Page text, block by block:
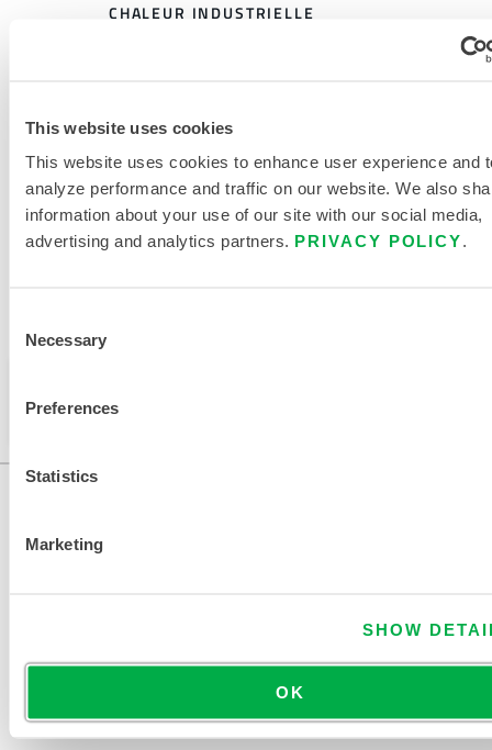
This website uses cookies
This website uses cookies to enhance user experience and
analyze performance and traffic on our website. We also
information about your use of our site with our social media,
advertising and analytics partners. PRIVACY POLICY.
Selection
Necessary
Preferences
Statistics
Marketing
SHOW
OK
DOCUMENTS CONNEXES
CHALEUR INDUSTRIELLE
EUROPE, INDE, AFRIQUE.
pouvez modifier votre région en haut de la page.
NOUS CONTACTER